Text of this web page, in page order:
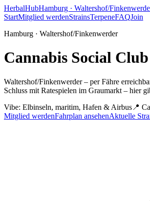
HerbalHubHamburg · Waltershof/
StartMitglied werdenStrainsTerpeneFAQJoin
Hamburg · Waltershof/Finkenwerder
Cannabis Social
Waltershof/Finkenwerder – per Fähre
Schluss mit Ratespielen im Graumarkt – hier
Vibe: Elbinseln, maritim, Hafen & Airbus 📍
Mitglied werdenFahrplan ansehenAktuelle